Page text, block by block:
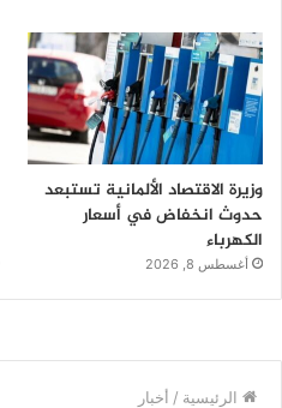
وزيرة الاقتصاد الألمانية تستبعد
حدوث انخفاض في أسعار
الكهرباء
أغسطس 8, 2026